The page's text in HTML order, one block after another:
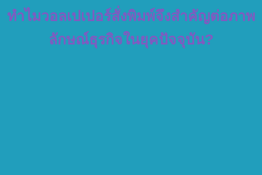
ทำไมวอลเปเปอร์สั่งพิมพ์จึงสำคัญต่อภาพ
ลักษณ์ธุรกิจในยุคปัจจุบัน?